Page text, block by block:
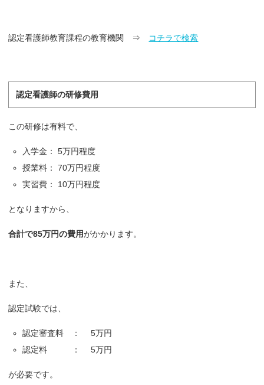
認定看護師教育課程の教育機関 ⇒ コチラで検索
認定看護師の研修費用
この研修は有料で、
入学金： 5万円程度
授業料： 70万円程度
実習費： 10万円程度
となりますから、
合計で85万円の費用がかかります。
また、
認定試験では、
認定審査料 ： 5万円
認定料 ： 5万円
が必要です。